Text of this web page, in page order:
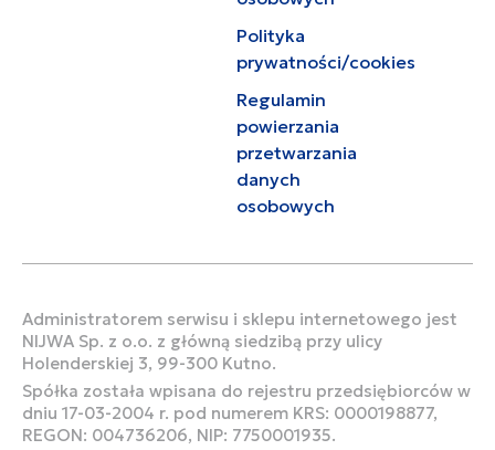
Polityka
prywatności/cookies
Regulamin
powierzania
przetwarzania
danych
osobowych
Administratorem serwisu i sklepu internetowego jest
NIJWA Sp. z o.o. z główną siedzibą przy ulicy
Holenderskiej 3, 99-300 Kutno.
Spółka została wpisana do rejestru przedsiębiorców w
dniu 17-03-2004 r. pod numerem KRS: 0000198877,
REGON: 004736206, NIP: 7750001935.